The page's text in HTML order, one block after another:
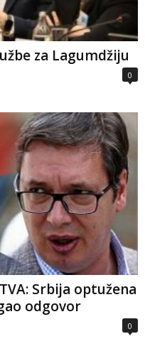
za Lagumdžiju
0
Srbija optužena
odgovor
0